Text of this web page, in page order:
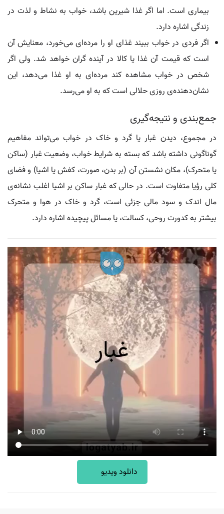
بیماری است. اما اگر غذا شیرین باشد، خواب به نشاط و لذت در
زندگی اشاره دارد.
اگر فردی در خواب ببیند غذای او را مرده‌ای می‌خورد، معنایش آن
است که قیمت آن غذا یا کالا در آینده گران خواهد شد. ولی اگر
شخص در خواب مشاهده کند مرده‌ای به او غذا می‌دهد، این
نشان‌دهنده‌ی روزی حلالی است که به او می‌رسد.
جمع‌بندی و نتیجه‌گیری
در مجموع، دیدن غبار یا گرد و خاک در خواب می‌تواند مفاهیم
گوناگونی داشته باشد که بسته به شرایط خواب، وضعیت غبار (ساکن
یا متحرک)، مکان نشستن آن (بر بدن، صورت، کفش یا اشیا) و فضای
کلی رؤیا متفاوت است. در حالی که غبار ساکن بر اشیا اغلب نشانه‌ی
مال اندک و سود مالی جزئی است، گرد و خاک در هوا و متحرک
بیشتر به کدورت روحی، کسالت، یا مسائل پیچیده اشاره دارد.
دانلود ویدیو